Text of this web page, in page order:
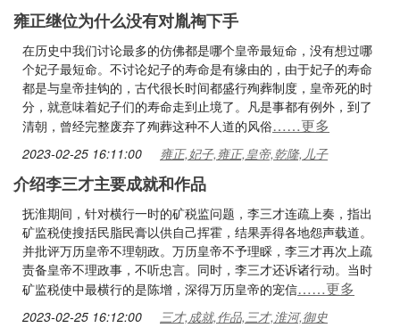
雍正继位为什么没有对胤祹下手
在历史中我们讨论最多的仿佛都是哪个皇帝最短命，没有想过哪
个妃子最短命。不讨论妃子的寿命是有缘由的，由于妃子的寿命
都是与皇帝挂钩的，古代很长时间都盛行殉葬制度，皇帝死的时
分，就意味着妃子们的寿命走到止境了。凡是事都有例外，到了
清朝，曾经完整废弃了殉葬这种不人道的风俗……更多
2023-02-25 16:11:00 雍正,妃子,雍正,皇帝,乾隆,儿子
介绍李三才主要成就和作品
抚淮期间，针对横行一时的矿税监问题，李三才连疏上奏，指出
矿监税使搜括民脂民膏以供自己挥霍，结果弄得各地怨声载道。
并批评万历皇帝不理朝政。万历皇帝不予理睬，李三才再次上疏
责备皇帝不理政事，不听忠言。同时，李三才还诉诸行动。当时
矿监税使中最横行的是陈增，深得万历皇帝的宠信……更多
2023-02-25 16:12:00 三才,成就,作品,三才,淮河,御史